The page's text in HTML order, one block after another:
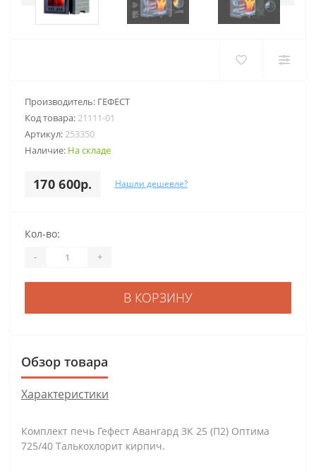
Производитель: ГЕФЕСТ
Код товара:21111-01
Артикул:253350
Наличие: На складе
170 600р. Нашли дешевле?
Кол-во:
- +
В КОРЗИНУ
Обзор товара
Характеристики
Комплект печь Гефест Авангард ЗК 25 (П2) Оптима
725/40 Талькохлорит кирпич.